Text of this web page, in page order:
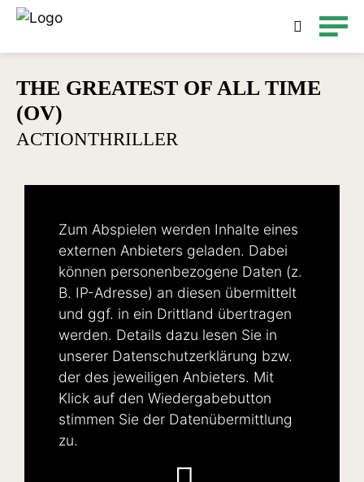
THE GREATEST OF ALL TIME
(OV)
ACTIONTHRILLER
Zum Abspielen werden Inhalte eines
externen Anbieters geladen. Dabei
können personenbezogene Daten (z.
B. IP-Adresse) an diesen übermittelt
und ggf. in ein Drittland übertragen
werden. Details dazu lesen Sie in
unserer Datenschutzerklärung bzw.
der des jeweiligen Anbieters. Mit
Klick auf den Wiedergabebutton
stimmen Sie der Datenübermittlung
zu.